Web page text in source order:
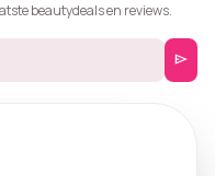
beautydeals en reviews.
send